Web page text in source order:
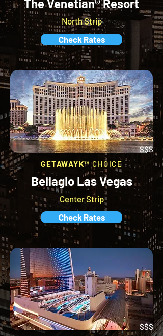
The Venetian® Resort
North Strip
Check Rates
$$$
GETAWAYK™CHOICE
Bellagio Las Vegas
Center Strip
Check Rates
$$$